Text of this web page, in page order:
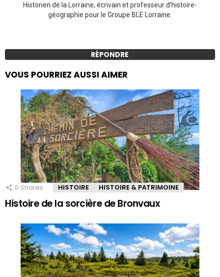
Historien de la Lorraine, écrivain et professeur d’histoire-
géographie pour le Groupe BLE Lorraine.
RÉPONDRE
VOUS POURRIEZ AUSSI AIMER
0 Shares HISTOIRE HISTOIRE & PATRIMOINE
Histoire de la sorcière de Bronvaux